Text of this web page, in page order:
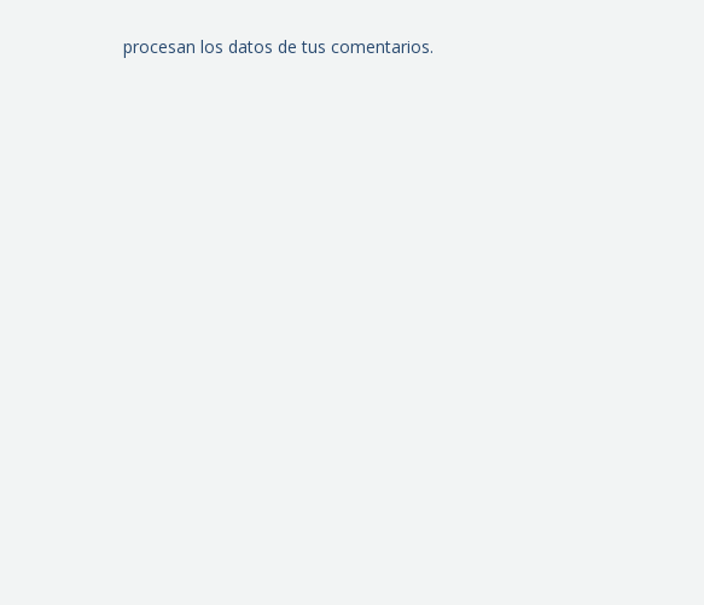
procesan los datos de tus comentarios.